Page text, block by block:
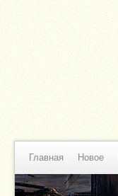
Главная Новое